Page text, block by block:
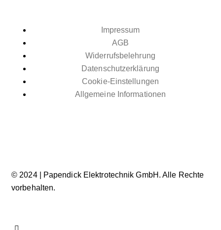
Impressum
AGB
Widerrufsbelehrung
Datenschutzerklärung
Cookie-Einstellungen
Allgemeine Informationen
© 2024 | Papendick Elektrotechnik GmbH. Alle Rechte
vorbehalten.